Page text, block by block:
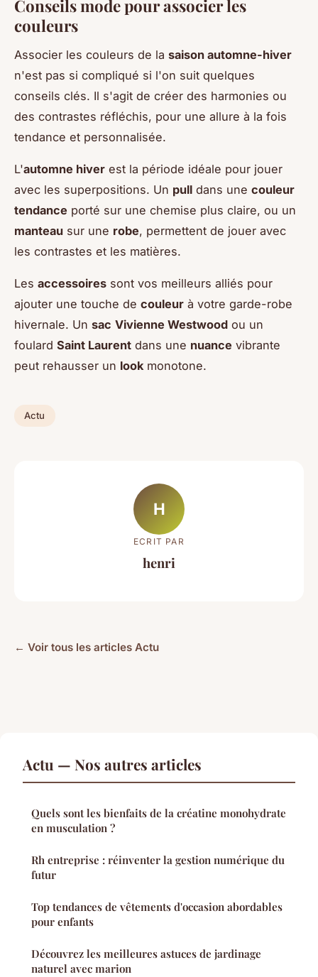
Conseils mode pour associer les
couleurs
Associer les couleurs de la saison automne-hiver
n'est pas si compliqué si l'on suit quelques
conseils clés. Il s'agit de créer des harmonies ou
des contrastes réfléchis, pour une allure à la fois
tendance et personnalisée.
L'automne hiver est la période idéale pour jouer
avec les superpositions. Un pull dans une couleur
tendance porté sur une chemise plus claire, ou un
manteau sur une robe, permettent de jouer avec
les contrastes et les matières.
Les accessoires sont vos meilleurs alliés pour
ajouter une touche de couleur à votre garde-robe
hivernale. Un sac Vivienne Westwood ou un
foulard Saint Laurent dans une nuance vibrante
peut rehausser un look monotone.
Actu
H
ECRIT PAR
henri
← Voir tous les articles Actu
Actu — Nos autres articles
Quels sont les bienfaits de la créatine monohydrate
en musculation ?
Rh entreprise : réinventer la gestion numérique du
futur
Top tendances de vêtements d'occasion abordables
pour enfants
Découvrez les meilleures astuces de jardinage
naturel avec marion